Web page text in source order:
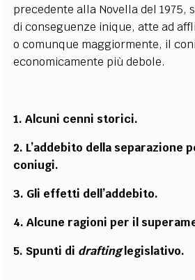
precedente alla Novella del 1975,
di conseguenze inique, atte ad
o comunque maggiormente, il
economicamente più debole.
1. Alcuni cenni storici.
2. L’addebito della separazione
coniugi.
3. Gli effetti dell’addebito.
4. Alcune ragioni per il
5. Spunti di draftinglegislativo.